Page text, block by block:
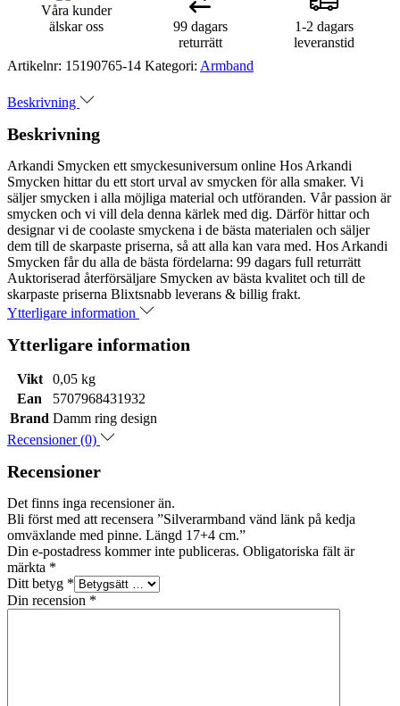
Våra kunder
älskar oss
99 dagars
returrätt
1-2 dagars
leveranstid
Artikelnr: 15190765-14 Kategori: Armband
Beskrivning
Beskrivning
Arkandi Smycken ett smyckesuniversum online Hos Arkandi
Smycken hittar du ett stort urval av smycken för alla smaker. Vi
säljer smycken i alla möjliga material och utföranden. Vår passion är
smycken och vi vill dela denna kärlek med dig. Därför hittar och
designar vi de coolaste smyckena i de bästa materialen och säljer
dem till de skarpaste priserna, så att alla kan vara med. Hos Arkandi
Smycken får du alla de bästa fördelarna: 99 dagars full returrätt
Auktoriserad återförsäljare Smycken av bästa kvalitet och till de
skarpaste priserna Blixtsnabb leverans & billig frakt.
Ytterligare information
Ytterligare information
Vikt
0,05 kg
Ean
5707968431932
Brand Damm ring design
Recensioner (0)
Recensioner
Det finns inga recensioner än.
Bli först med att recensera ”Silverarmband vänd länk på kedja
omväxlande med pinne. Längd 17+4 cm.”
Din e-postadress kommer inte publiceras. Obligatoriska fält är
märkta *
Ditt betyg *
Din recension *